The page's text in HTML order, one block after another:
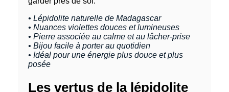
• Lépidolite naturelle de Madagascar
• Nuances violettes douces et lumineuses
• Pierre associée au calme et au lâcher-prise
• Bijou facile à porter au quotidien
• Idéal pour une énergie plus douce et plus
posée
Les vertus de la lépidolite